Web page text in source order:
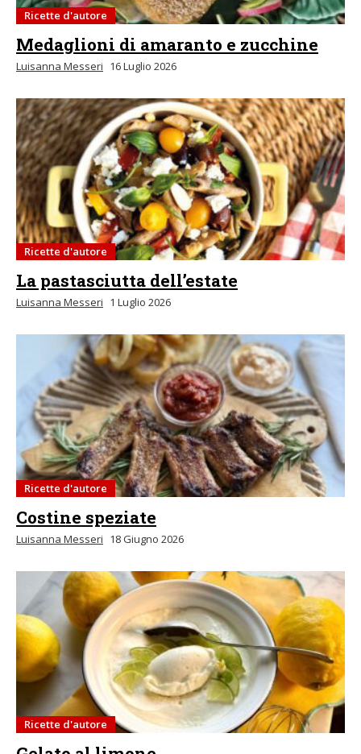
Ricette d'autore
Medaglioni di amaranto e zucchine
Luisanna Messeri 16 Luglio 2026
Ricette d'autore
La pastasciutta dell’estate
Luisanna Messeri 1 Luglio 2026
Ricette d'autore
Costine speziate
Luisanna Messeri 18 Giugno 2026
Ricette d'autore